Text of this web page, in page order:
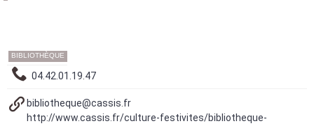
BIBLIOTHÈQUE
04.42.01.19.47
bibliotheque@cassis.fr
http://www.cassis.fr/culture-festivites/bibliotheque-